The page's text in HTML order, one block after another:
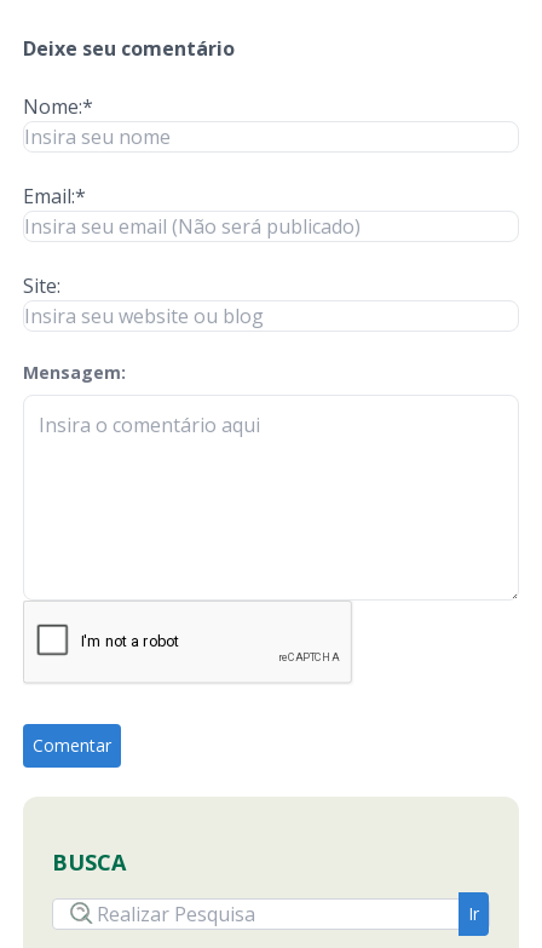
Deixe seu comentário
Nome:*
Email:*
Site:
Mensagem:
check-terms
BUSCA